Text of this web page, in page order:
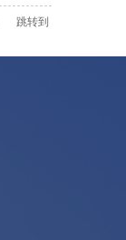
跳转到